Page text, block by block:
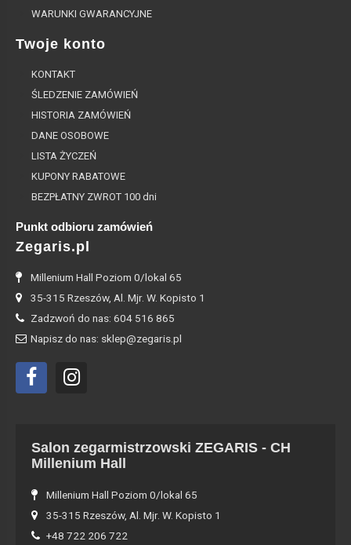
WARUNKI GWARANCYJNE
Twoje konto
KONTAKT
ŚLEDZENIE ZAMÓWIEŃ
HISTORIA ZAMÓWIEŃ
DANE OSOBOWE
LISTA ŻYCZEŃ
KUPONY RABATOWE
BEZPŁATNY ZWROT 100 dni
Punkt odbioru zamówień
Zegaris.pl
Millenium Hall Poziom 0/lokal 65
35-315 Rzeszów, Al. Mjr. W. Kopisto 1
Zadzwoń do nas: 604 516 865
Napisz do nas: sklep@zegaris.pl
Salon zegarmistrzowski ZEGARIS - CH
Millenium Hall
Millenium Hall Poziom 0/lokal 65
35-315 Rzeszów, Al. Mjr. W. Kopisto 1
+48 722 206 722